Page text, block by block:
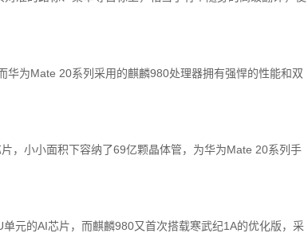
为Mate 20系列采用的麒麟980处理器拥有强悍的性能和双
小小面积下容纳了69亿颗晶体管，为华为Mate 20系列手
的AI芯片，而麒麟980又首次搭载寒武纪1A的优化版，采